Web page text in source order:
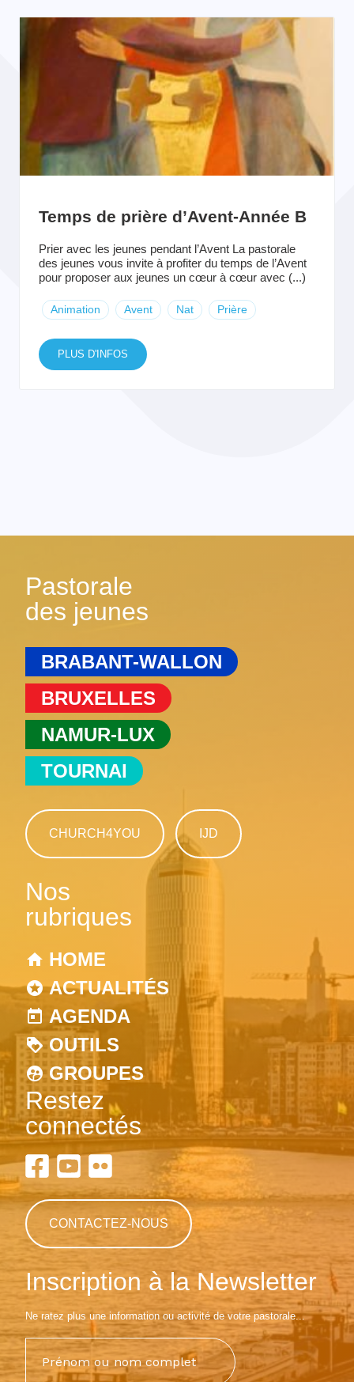
Temps de prière d’Avent-Année B
Prier avec les jeunes pendant l’Avent La pastorale
des jeunes vous invite à profiter du temps de l’Avent
pour proposer aux jeunes un cœur à cœur avec (...)
Animation Avent Nat Prière
PLUS D'INFOS
Pastorale
des jeunes
BRABANT-WALLON
BRUXELLES
NAMUR-LUX
TOURNAI
CHURCH4YOU IJD
Nos
rubriques
HOME
ACTUALITÉS
AGENDA
OUTILS
GROUPES
Restez
connectés
CONTACTEZ-NOUS
Inscription à la Newsletter
Ne ratez plus une information ou activité de votre pastorale...